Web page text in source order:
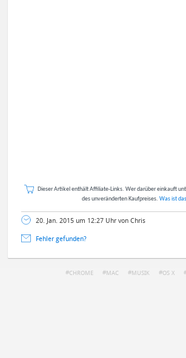
Dieser Artikel enthält Affiliate-Links. Wer darüber einkauft
des unveränderten Kaufpreises. Was ist
20. Jan. 2015 um 12:27 Uhr von Chris
Fehler gefunden?
CHROME MAC MUSIK OS X